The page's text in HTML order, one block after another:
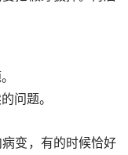
问题。
变，有的时候恰好